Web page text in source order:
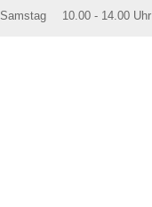
Samstag
10.00 - 14.00 Uhr